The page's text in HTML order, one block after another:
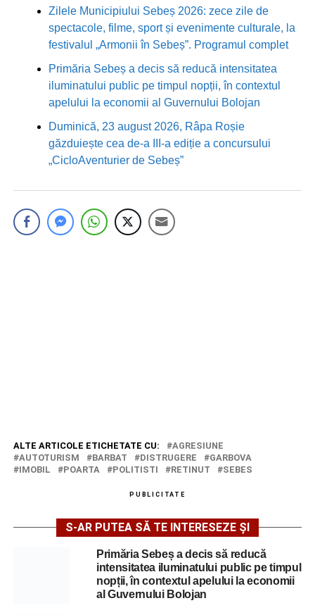
Zilele Municipiului Sebeș 2026: zece zile de
spectacole, filme, sport și evenimente culturale, la
festivalul „Armonii în Sebeș”. Programul complet
Primăria Sebeș a decis să reducă intensitatea
iluminatului public pe timpul nopții, în contextul
apelului la economii al Guvernului Bolojan
Duminică, 23 august 2026, Râpa Roșie
găzduiește cea de-a III-a ediție a concursului
„CicloAventurier de Sebeș”
ALTE ARTICOLE ETICHETATE CU:
AGRESIUNE
AUTOTURISM
BARBAT DISTRUGERE
GARBOVA
IMOBIL
POARTA POLITISTI RETINUT SEBES
PUBLICITATE
S-AR PUTEA SĂ TE INTERESEZE ȘI
Primăria Sebeș a decis să reducă
intensitatea iluminatului public pe timpul
nopții, în contextul apelului la economii
al Guvernului Bolojan